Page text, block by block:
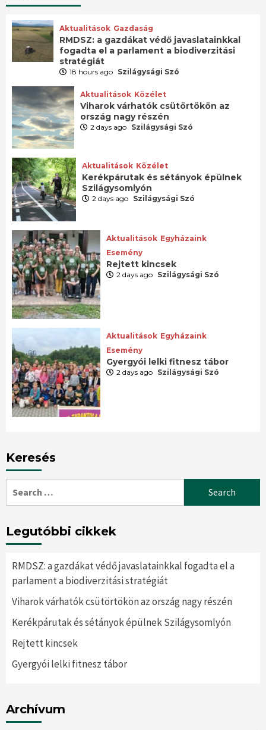
Aktualitások Gazdaság
RMDSZ: a gazdákat védő javaslatainkkal
fogadta el a parlament a biodiverzitási
stratégiát
18 hours ago Szilágysági Szó
Aktualitások Közélet
Viharok várhatók csütörtökön az
ország nagy részén
2 days ago Szilágysági Szó
Aktualitások Közélet
Kerékpárutak és sétányok épülnek
Szilágysomlyón
2 days ago Szilágysági Szó
Aktualitások Egyházaink
Esemény
Rejtett kincsek
2 days ago Szilágysági Szó
Aktualitások Egyházaink
Esemény
Gyergyói lelki fitnesz tábor
2 days ago Szilágysági Szó
Keresés
for:
Legutóbbi cikkek
RMDSZ: a gazdákat védő javaslatainkkal fogadta el a
parlament a biodiverzitási stratégiát
Viharok várhatók csütörtökön az ország nagy részén
Kerékpárutak és sétányok épülnek Szilágysomlyón
Rejtett kincsek
Gyergyói lelki fitnesz tábor
Archívum